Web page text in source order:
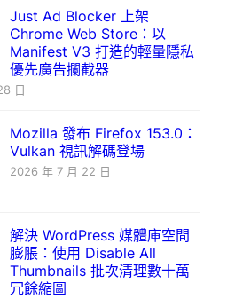
Just Ad Blocker 上架
Chrome Web Store：以
Manifest V3 打造的輕量隱私
優先廣告攔截器
日
Mozilla 發布 Firefox 153.0：
Vulkan 視訊解碼登場
2026 年 7 月 22 日
解決 WordPress 媒體庫空間
膨脹：使用 Disable All
Thumbnails 批次清理數十萬
冗餘縮圖